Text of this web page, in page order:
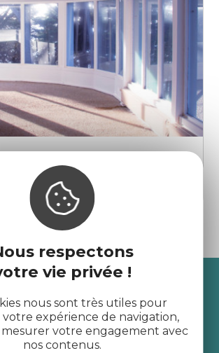
respectons
vie privée !
nous sont très utiles pour
expérience de navigation,
votre engagement avec
nos contenus.
Dourven
l’actualité des
d’Armor